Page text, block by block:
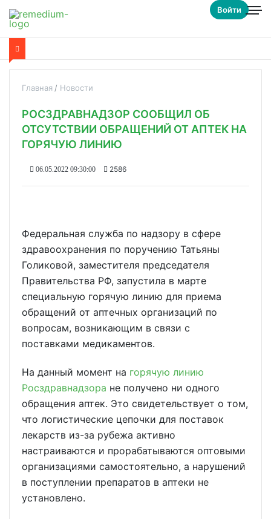
Войти
Главная Новости
РОСЗДРАВНАДЗОР СООБЩИЛ ОБ
ОТСУТСТВИИ ОБРАЩЕНИЙ ОТ АПТЕК НА
ГОРЯЧУЮ ЛИНИЮ
06.05.2022 09:30:00 2586
Федеральная служба по надзору в сфере
здравоохранения по поручению Татьяны
Голиковой, заместителя председателя
Правительства РФ, запустила в марте
специальную горячую линию для приема
обращений от аптечных организаций по
вопросам, возникающим в связи с
поставками медикаментов.
На данный момент на горячую линию
Росздравнадзора не получено ни одного
обращения аптек. Это свидетельствует о том,
что логистические цепочки для поставок
лекарств из-за рубежа активно
настраиваются и прорабатываются оптовыми
организациями самостоятельно, а нарушений
в поступлении препаратов в аптеки не
установлено.